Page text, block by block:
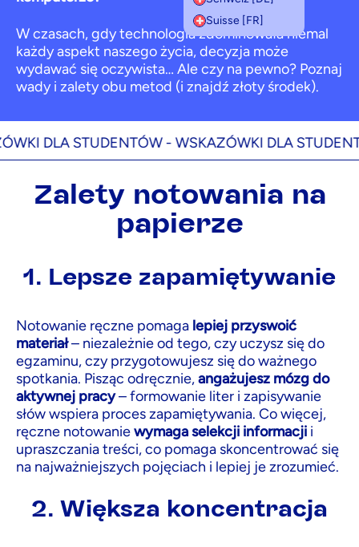
Suisse [FR]
W czasach, gdy technologia zdominowała niemal
każdy aspekt naszego życia, decyzja może
wydawać się oczywista… Ale czy na pewno? Poznaj
wady i zalety obu metod (i znajdź złoty środek).
DLA STUDENTÓW -WSKAZÓWKI DLA STUDENTÓW
Zalety notowania na
papierze
1. Lepsze zapamiętywanie
Notowanie ręczne pomaga lepiej przyswoić
materiał– niezależnie od tego, czy uczysz się do
egzaminu, czy przygotowujesz się do ważnego
spotkania. Pisząc odręcznie,angażujesz mózg do
aktywnej pracy– formowanie liter i zapisywanie
słów wspiera proces zapamiętywania. Co więcej,
ręczne notowaniewymaga selekcji informacji i
upraszczania treści, co pomaga skoncentrować się
na najważniejszych pojęciach i lepiej je zrozumieć.
2. Większa koncentracja